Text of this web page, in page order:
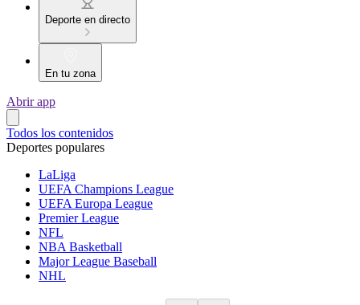
Deporte en directo
En tu zona
Abrir app
Todos los contenidos
Deportes populares
LaLiga
UEFA Champions League
UEFA Europa League
Premier League
NFL
NBA Basketball
Major League Baseball
NHL